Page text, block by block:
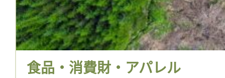
食品・消費財・アパレル